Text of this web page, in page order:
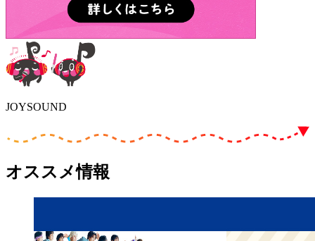
JOYSOUND
オススメ情報